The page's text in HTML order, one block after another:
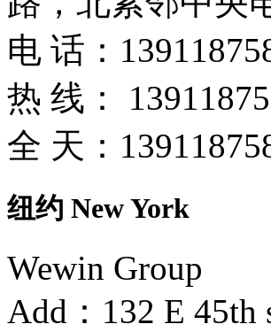
电 话：
热 线：
全 天：
纽约 New York
Wewin Group
Add：132 E 45th